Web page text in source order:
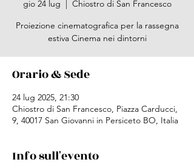
gio 24 lug
  |
Chiostro di San Francesco
Proiezione cinematografica per la rassegna
estiva Cinema nei dintorni
Orario & Sede
24 lug 2025, 21:30
Chiostro di San Francesco, Piazza Carducci,
9, 40017 San Giovanni in Persiceto BO, Italia
Info sull'evento